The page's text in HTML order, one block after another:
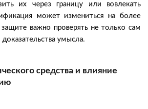
их через границу или вовлекать
может измениться на более
важно проверять не только сам
умысла.
средства и влияние